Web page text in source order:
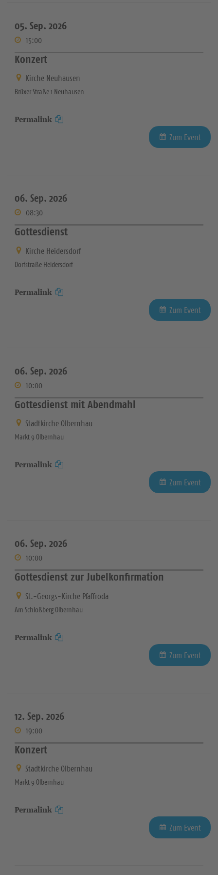
05. Sep. 2026
15:00
Konzert
Kirche Neuhausen
Brüxer Straße 1 Neuhausen
Permalink
Zum Event
06. Sep. 2026
08:30
Gottesdienst
Kirche Heidersdorf
Dorfstraße Heidersdorf
Permalink
Zum Event
06. Sep. 2026
10:00
Gottesdienst mit Abendmahl
Stadtkirche Olbernhau
Markt 9 Olbernhau
Permalink
Zum Event
06. Sep. 2026
10:00
Gottesdienst zur Jubelkonfirmation
St.-Georgs-Kirche Pfaffroda
Am Schloßberg Olbernhau
Permalink
Zum Event
12. Sep. 2026
19:00
Konzert
Stadtkirche Olbernhau
Markt 9 Olbernhau
Permalink
Zum Event